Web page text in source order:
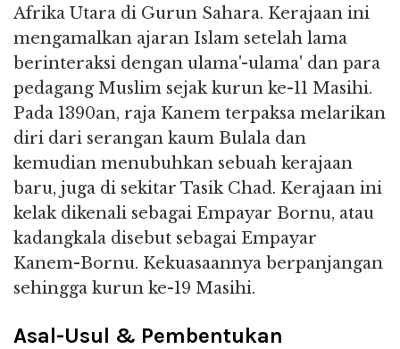
Afrika Utara di Gurun Sahara. Kerajaan ini
mengamalkan ajaran Islam setelah lama
berinteraksi dengan ulama'-ulama' dan para
pedagang Muslim sejak kurun ke-11 Masihi.
Pada 1390an, raja Kanem terpaksa melarikan
diri dari serangan kaum Bulala dan
kemudian menubuhkan sebuah kerajaan
baru, juga di sekitar Tasik Chad. Kerajaan ini
kelak dikenali sebagai Empayar Bornu, atau
kadangkala disebut sebagai Empayar
Kanem-Bornu. Kekuasaannya berpanjangan
sehingga kurun ke-19 Masihi.
Asal-Usul & Pembentukan